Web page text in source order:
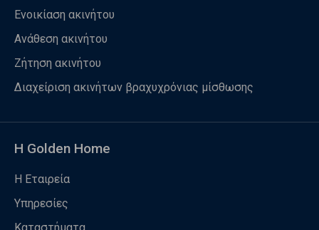
Ενοικίαση ακινήτου
Ανάθεση ακινήτου
Ζήτηση ακινήτου
Διαχείριση ακινήτων βραχυχρόνιας μίσθωσης
Η Golden Home
Η Εταιρεία
Υπηρεσίες